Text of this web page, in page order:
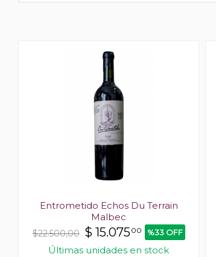
Entrometido Echos Du Terrain
Malbec
$22.500,00 $ 15.07500 %33 OFF
Últimas unidades en stock